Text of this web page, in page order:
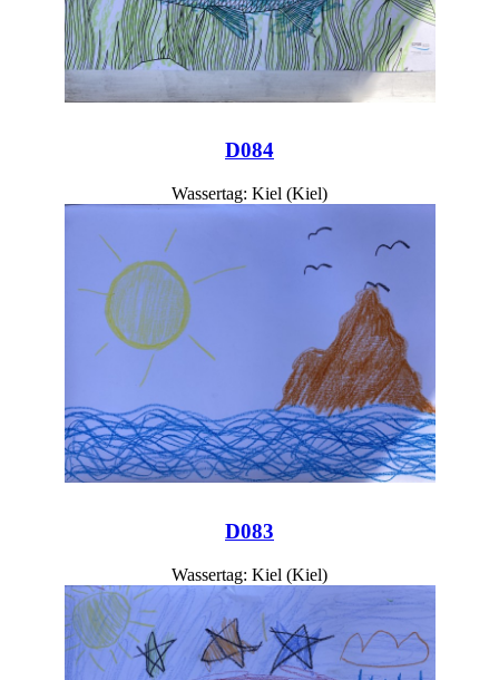
D084
Wassertag: Kiel (Kiel)
D083
Wassertag: Kiel (Kiel)